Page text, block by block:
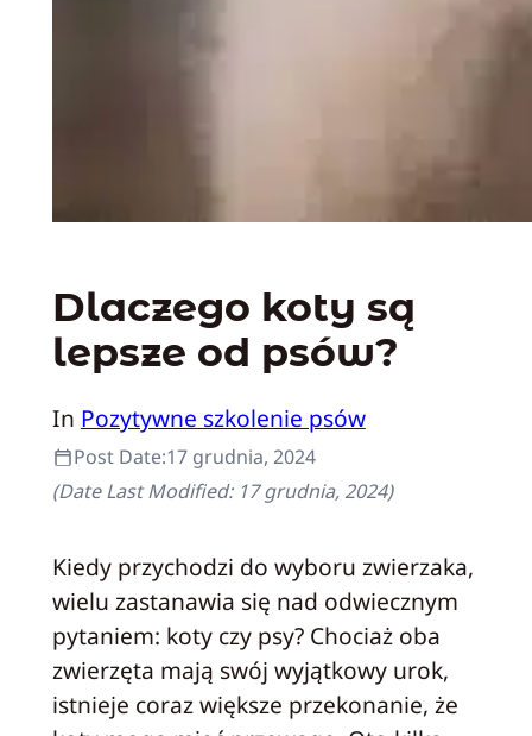
Dlaczego koty są
lepsze od psów?
In Pozytywne szkolenie psów
Post Date:17 grudnia, 2024
(Date Last Modified: 17 grudnia, 2024)
Kiedy przychodzi do wyboru zwierzaka,
wielu zastanawia się nad odwiecznym
pytaniem: koty czy psy? Chociaż oba
zwierzęta mają swój wyjątkowy urok,
istnieje coraz większe przekonanie, że